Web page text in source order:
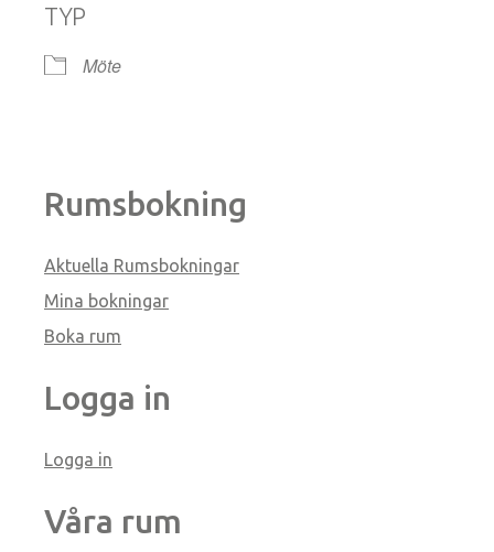
TYP
Möte
Rumsbokning
Aktuella Rumsbokningar
Mina bokningar
Boka rum
Logga in
Logga in
Våra rum